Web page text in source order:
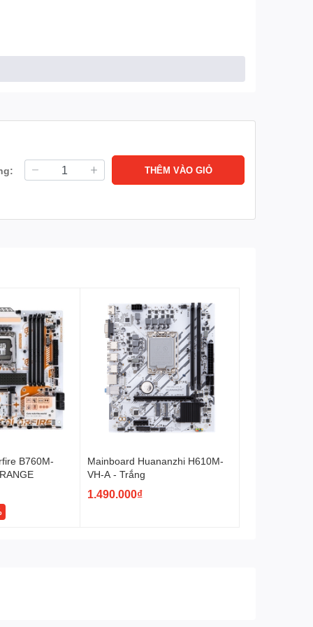
THÊM VÀO GIỎ
B760M-
Mainboard Huananzhi H610M-
VH-A - Trắng
1.490.000₫